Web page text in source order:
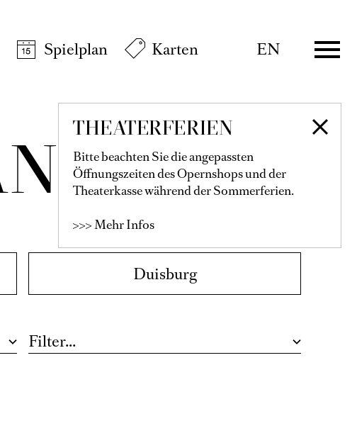
Spielplan
Karten EN
THEATERFERIEN
Bitte beachten Sie die angepassten
Öffnungszeiten des Opernshops und der
Theaterkasse während der Sommerferien.
>>> Mehr Infos
Wechselnde Wochentage-Abo A
Karten
Ballett-Abo 1